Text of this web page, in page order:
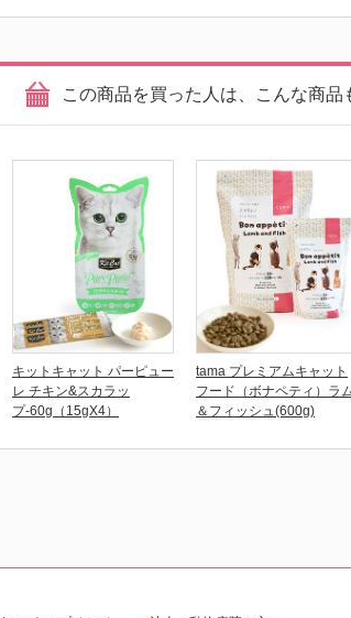
この商品を買った人は、こんな商品
キットキャット パーピュー
レ チキン&スカラッ
プ-60g（15gX4）
tama プレミアムキャット
フード（ボナペティ）ラ
＆フィッシュ(600g)